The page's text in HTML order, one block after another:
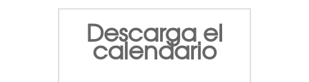
Descarga el
calendario